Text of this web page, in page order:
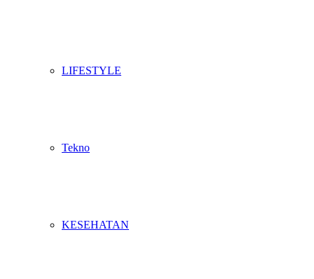
LIFESTYLE
Tekno
KESEHATAN